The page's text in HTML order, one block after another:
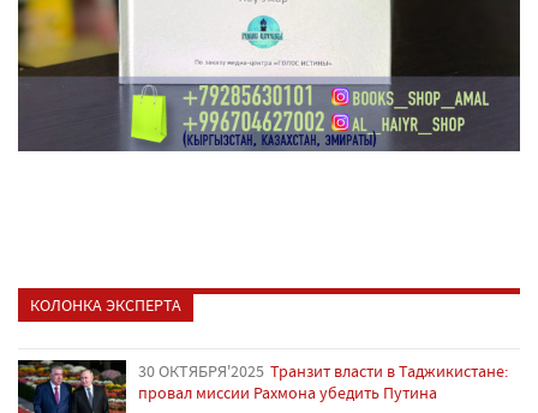
КОЛОНКА ЭКСПЕРТА
30 ОКТЯБРЯ'2025 Транзит власти в Таджикистане:
провал миссии Рахмона убедить Путина